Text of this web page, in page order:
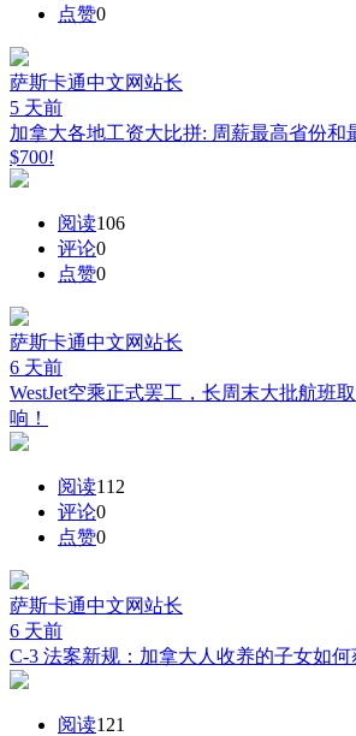
点赞0
萨斯卡通中文网站长
5 天前
加拿大各地工资大比拼: 周薪最高省份和
$700!
阅读106
评论0
点赞0
萨斯卡通中文网站长
6 天前
WestJet空乘正式罢工，长周末大批航班
响！
阅读112
评论0
点赞0
萨斯卡通中文网站长
6 天前
C-3 法案新规：加拿大人收养的子女如
阅读121